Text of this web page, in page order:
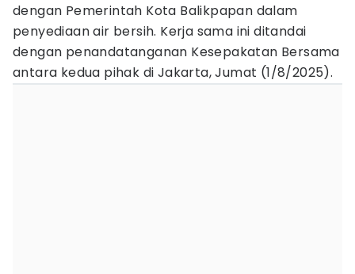
dengan Pemerintah Kota Balikpapan dalam
penyediaan air bersih. Kerja sama ini ditandai
dengan penandatanganan Kesepakatan Bersama
antara kedua pihak di Jakarta, Jumat (1/8/2025).